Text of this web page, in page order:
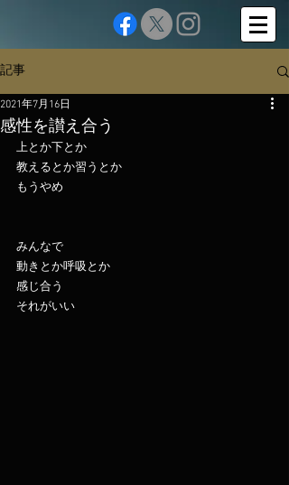
記事
感性を讃え合う
2021年7月16日
上とか下とか
教えるとか習うとか
もうやめ
みんなで
動きとか呼吸とか
感じ合う
それがいい